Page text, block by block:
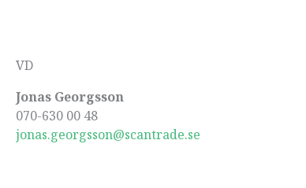
VD
Jonas Georgsson
070-630 00 48
jonas.georgsson@scantrade.se